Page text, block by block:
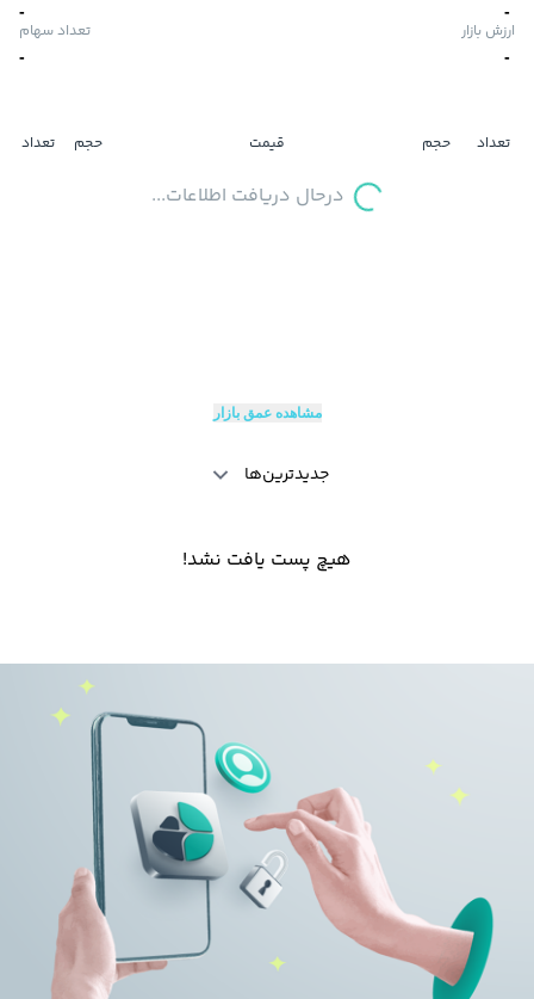
-
-
ارزش بازار
-
تعداد سهام
-
تعداد حجم قیمت حجم تعداد
درحال دریافت اطلاعات...
مشاهده عمق بازار
جدیدترین‌ها
هیچ پست یافت نشد!